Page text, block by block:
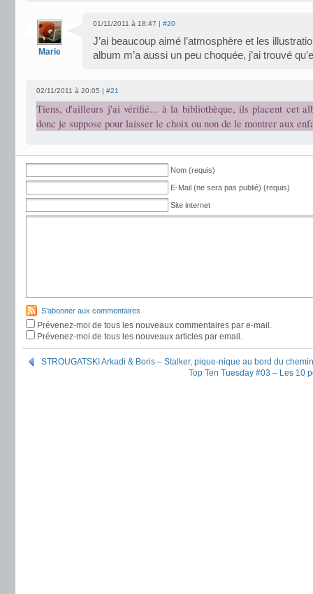
Marie
01/11/2011 à 18:47 | #20
J’ai beaucoup aimé l’atmosphère et les
album m’a aussi un peu choquée, j’ai trouvé
02/11/2011 à 20:05 | #21
Tiens, d'ailleurs j'ai vérifié... à la bibliothèque, ils placent cet
donc je suppose pour laisser le choix ou non de le montrer aux
Nom (requis)
E-Mail (ne sera pas publié) (requis)
Site internet
S'abonner aux commentaires
Prévenez-moi de tous les nouveaux commentaires par e-mail.
Prévenez-moi de tous les nouveaux articles par email.
STROUGATSKI Arkadi & Boris – Stalker, pique-nique au bord du chemin
Top Ten Tuesday #03 – Les 10